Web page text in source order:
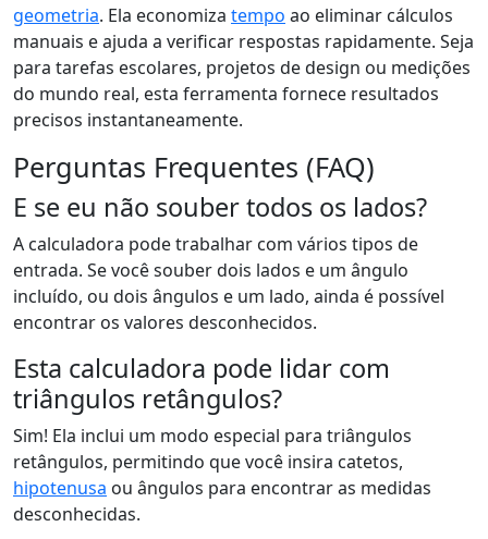
geometria. Ela economiza tempo ao eliminar cálculos
manuais e ajuda a verificar respostas rapidamente. Seja
para tarefas escolares, projetos de design ou medições
do mundo real, esta ferramenta fornece resultados
precisos instantaneamente.
Perguntas Frequentes (FAQ)
E se eu não souber todos os lados?
A calculadora pode trabalhar com vários tipos de
entrada. Se você souber dois lados e um ângulo
incluído, ou dois ângulos e um lado, ainda é possível
encontrar os valores desconhecidos.
Esta calculadora pode lidar com
triângulos retângulos?
Sim! Ela inclui um modo especial para triângulos
retângulos, permitindo que você insira catetos,
hipotenusa ou ângulos para encontrar as medidas
desconhecidas.